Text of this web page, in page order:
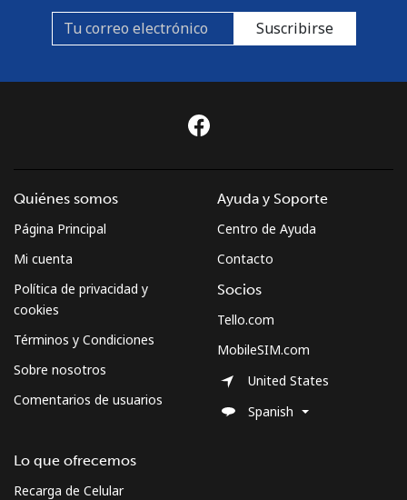
Suscribirse
Quiénes somos
Página Principal
Mi cuenta
Política de privacidad y
cookies
Términos y Condiciones
Sobre nosotros
Comentarios de usuarios
Lo que ofrecemos
Recarga de Celular
Ayuda y Soporte
Centro de Ayuda
Contacto
Socios
Tello.com
MobileSIM.com
United States
Spanish